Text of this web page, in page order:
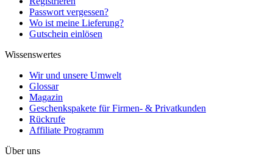
Passwort vergessen?
Wo ist meine Lieferung?
Gutschein einlösen
Wissenswertes
Wir und unsere Umwelt
Glossar
Magazin
Geschenkspakete für Firmen- & Privatkunden
Rückrufe
Affiliate Programm
Über uns